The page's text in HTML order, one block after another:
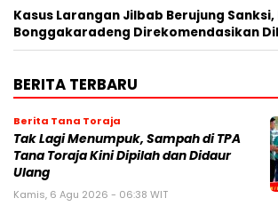
Kasus Larangan Jilbab Berujung Sanksi,
Bonggakaradeng Direkomendasikan
BERITA TERBARU
Berita Tana Toraja
Tak Lagi Menumpuk, Sampah di TPA
Tana Toraja Kini Dipilah dan Didaur
Ulang
Kamis, 6 Agu 2026 - 06:38 WIT